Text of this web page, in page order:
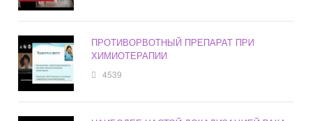
ПРОТИВОРВОТНЫЙ ПРЕПАРАТ ПРИ
ХИМИОТЕРАПИИ
4539